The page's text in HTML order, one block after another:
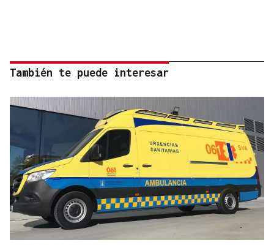
También te puede interesar